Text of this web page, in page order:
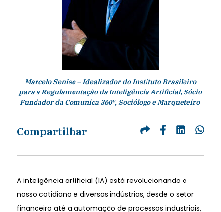
Marcelo Senise – Idealizador do Instituto Brasileiro
para a Regulamentação da Inteligência Artificial, Sócio
Fundador da Comunica 360º, Sociólogo e Marqueteiro
Compartilhar
A inteligência artificial (IA) está revolucionando o
nosso cotidiano e diversas indústrias, desde o setor
financeiro até a automação de processos industriais,